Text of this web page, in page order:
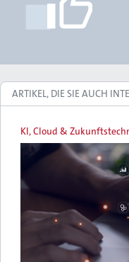
ARTIKEL, DIE SIE AUCH
KI, Cloud &